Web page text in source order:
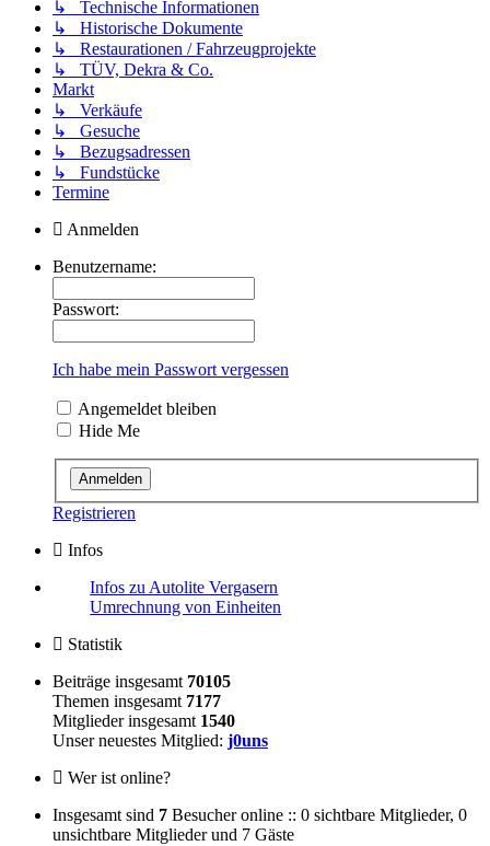
↳ Technische Informationen
↳ Historische Dokumente
↳ Restaurationen / Fahrzeugprojekte
↳ TÜV, Dekra & Co.
Markt
↳ Verkäufe
↳ Gesuche
↳ Bezugsadressen
↳ Fundstücke
Termine
Anmelden
Benutzername:
Passwort:
Ich habe mein Passwort vergessen
Angemeldet bleiben
Hide Me
Registrieren
Infos
Infos zu Autolite Vergasern
Umrechnung von Einheiten
Statistik
Beiträge insgesamt 70105
Themen insgesamt 7177
Mitglieder insgesamt 1540
Unser neuestes Mitglied: j0uns
Wer ist online?
Insgesamt sind 7 Besucher online :: 0 sichtbare Mitglieder, 0
unsichtbare Mitglieder und 7 Gäste